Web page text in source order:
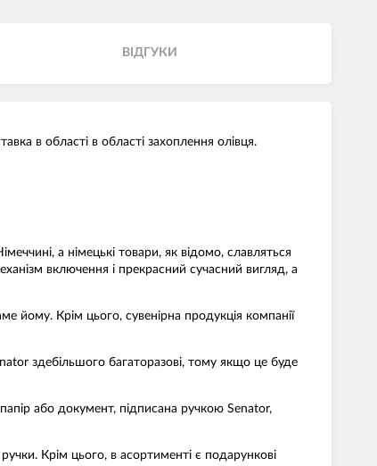
ВІДГУКИ
в області в області захоплення олівця.
а німецькі товари, як відомо, славляться
включення і прекрасний сучасний вигляд, а
йому. Крім цього, сувенірна продукція компанії
здебільшого багаторазові, тому якщо це буде
або документ, підписана ручкою Senator,
Крім цього, в асортименті є подарункові